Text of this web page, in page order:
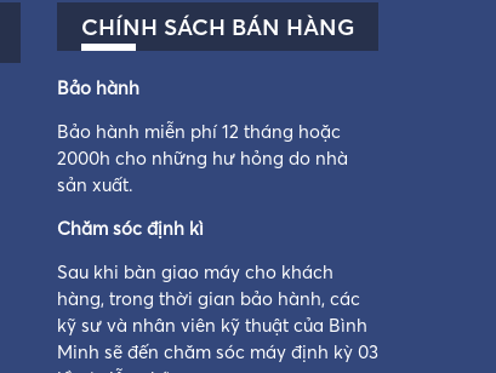
CHÍNH SÁCH BÁN HÀNG
Bảo hành
Bảo hành miễn phí 12 tháng hoặc
2000h cho những hư hỏng do nhà
sản xuất.
Chăm sóc định kì
Sau khi bàn giao máy cho khách
hàng, trong thời gian bảo hành, các
kỹ sư và nhân viên kỹ thuật của Bình
Minh sẽ đến chăm sóc máy định kỳ 03